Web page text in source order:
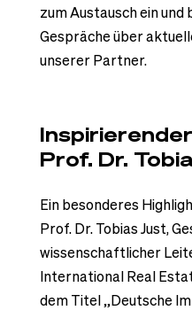
zum Austausch ein
Gespräche über
unserer Partner.
Prof. Dr.
Ein besonderes
Prof. Dr. Tobias Just,
wissenschaftlicher
International Real
dem Titel „Deutsche